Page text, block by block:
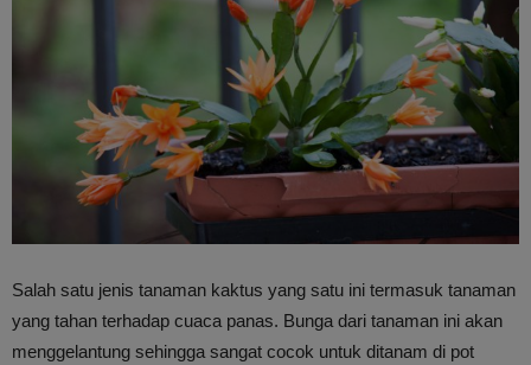
Salah satu jenis tanaman kaktus yang satu ini termasuk tanaman
yang tahan terhadap cuaca panas. Bunga dari tanaman ini akan
menggelantung sehingga sangat cocok untuk ditanam di pot